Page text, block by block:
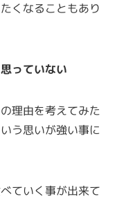
くなることもあり
っていない
理由を考えてみた
う思いが強い事に
ていく事が出来て